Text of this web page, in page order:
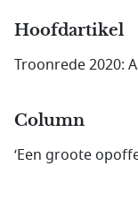
Hoofdartikel
Troonrede 2020:
Column
‘Een groote